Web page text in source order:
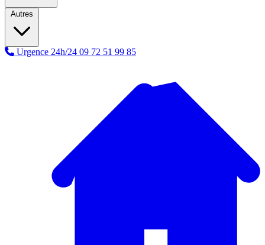
Autres
Urgence 24h/24 09 72 51 99 85